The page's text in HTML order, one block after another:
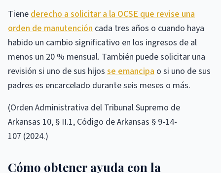
Tienederecho a solicitar a la OCSE que revise una
orden de manutención cada tres años o cuando haya
habido un cambio significativo en los ingresos de al
menos un 20 % mensual. También puede solicitar una
revisión si uno de sus hijos se emancipa o si uno de sus
padres es encarcelado durante seis meses o más.
(Orden Administrativa del Tribunal Supremo de
Arkansas 10, § II.1, Código de Arkansas § 9-14-
107 (2024.)
Cómo obtener ayuda con la